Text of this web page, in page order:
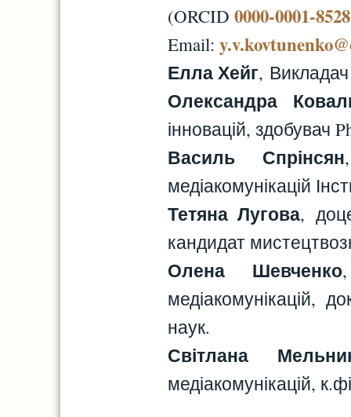
(ORCID 0000-0001-
Email:
Елла Хейг, Викладач
Олександра
інновацій, здобувач
Василь Спрінсян
медіакомунікацій
Тетяна Лугова,
кандидат
Олена Шевченко
медіакомунікацій,
наук.
Світлана
медіакомунікацій,